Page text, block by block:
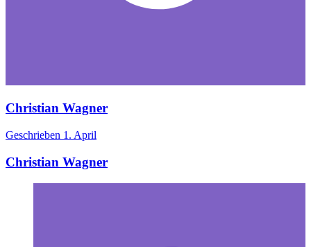
Christian Wagner
Geschrieben 1. April
Christian Wagner